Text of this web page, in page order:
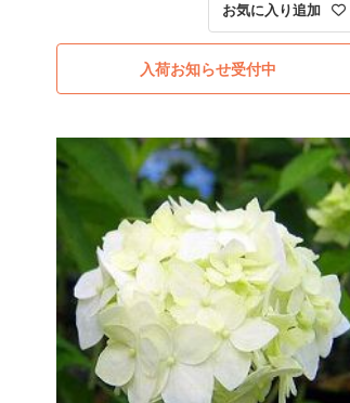
お気に入り追加
入荷お知らせ受付中